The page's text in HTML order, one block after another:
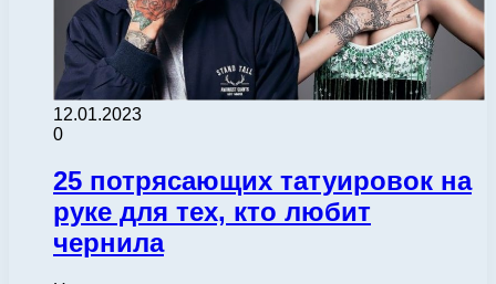
12.01.2023
0
25 потрясающих татуировок на
руке для тех, кто любит
чернила